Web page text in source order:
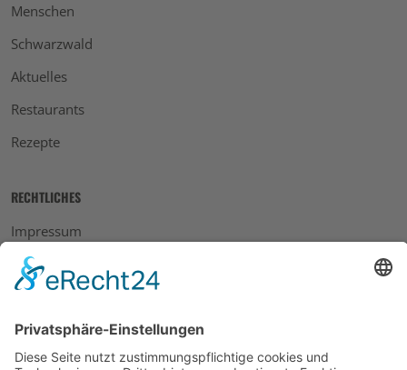
Menschen
Schwarzwald
Aktuelles
Restaurants
Rezepte
RECHTLICHES
Impressum
Datenschutz
AGB
Widerrufsbelehrung
Bankdaten